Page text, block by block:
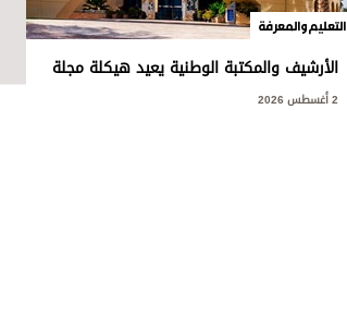
التعليم والمعرفة
الأرشيف والمكتبة الوطنية يعيد هيكلة مجلة
«ليوا»2 أغسطس 2026